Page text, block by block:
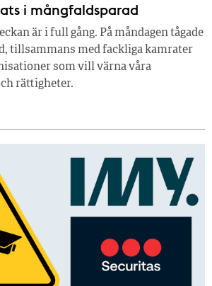
i mångfaldsparad
är i full gång. På måndagen tågade
tillsammans med fackliga kamrater
som vill värna våra
rättigheter.